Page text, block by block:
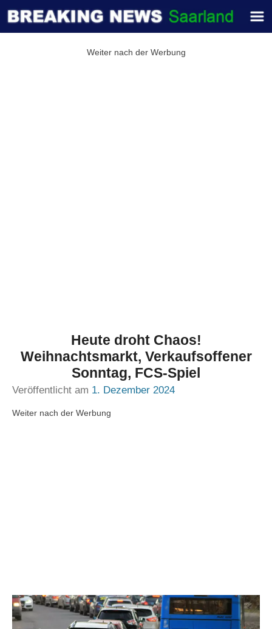
Weiter nach der Werbung
Heute droht Chaos!
Weihnachtsmarkt, Verkaufsoffener
Sonntag, FCS-Spiel
Veröffentlicht am 1. Dezember 2024
Weiter nach der Werbung